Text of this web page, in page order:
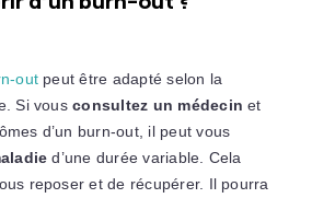
out peut être adapté selon la
Si vousconsultez un médecin et
d’un burn-out, il peut vous
d’une durée variable. Cela
reposer et de récupérer. Il pourra